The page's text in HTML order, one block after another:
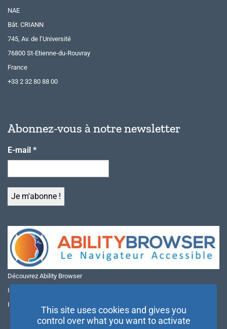
NAE
Bât. CRIANN
745, Av. de l’Université
76800 St-Etienne-du-Rouvray
France
+33 2 32 80 88 00
Abonnez-vous à notre newsletter
E-mail *
Découvrez Ability Browser
Installer Ability Browser sur Windows
Installer Ability Browser sur Mac
This site uses cookies and gives you
control over what you want to activate